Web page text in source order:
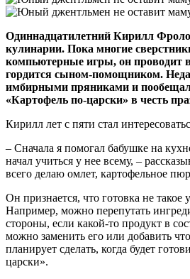
Одиннадцатилетний Кирилл
кулинарии. Пока многие
компьютерные игры, он проводит
гордится сыном-помощником.
имбирными пряниками и
«Картофель по-царски» в честь
Кирилл лет с пяти стал
– Сначала я помогал бабушке на
начал учиться у нее всему, –
всего делаю омлет, картофельное
Он признается, что готовка не такое
Например, можно перепутать
стороны, если какой-то продукт в
можно заменить его или добавить
планирует сделать, когда будет
царски».